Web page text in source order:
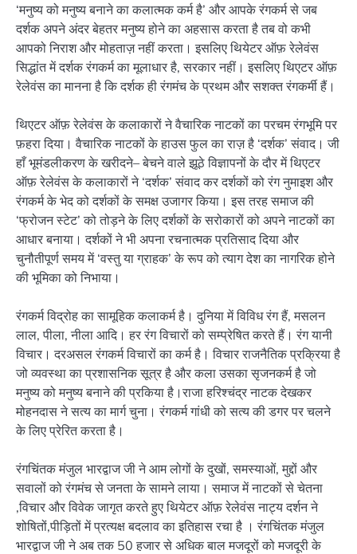
‘मनुष्य को मनुष्य बनाने का कलात्मक कर्म है’ और आपके रंगकर्म से जब
दर्शक अपने अंदर बेहतर मनुष्य होने का अहसास करता है तब वो कभी
आपको निराश और मोहताज़ नहीं करता। इसलिए थियेटर ऑफ़ रेलेवंस
सिद्धांत में दर्शक रंगकर्म का मूलाधार है, सरकार नहीं। इसलिए थिएटर ऑफ़
रेलेवंस का मानना है कि दर्शक ही रंगमंच के प्रथम और सशक्त रंगकर्मी हैं।
थिएटर ऑफ़ रेलेवंस के कलाकारों ने वैचारिक नाटकों का परचम रंगभूमि पर
फ़हरा दिया। वैचारिक नाटकों के हाउस फुल का राज़ है ‘दर्शक’ संवाद। जी
हाँ भूमंडलीकरण के खरीदने– बेचने वाले झूठे विज्ञापनों के दौर में थिएटर
ऑफ़ रेलेवंस के कलाकारों ने ‘दर्शक’ संवाद कर दर्शकों को रंग नुमाइश और
रंगकर्म के भेद को दर्शकों के समक्ष उजागर किया। इस तरह समाज की
‘फ्रोजन स्टेट’ को तोड़ने के लिए दर्शकों के सरोकारों को अपने नाटकों का
आधार बनाया। दर्शकों ने भी अपना रचनात्मक प्रतिसाद दिया और
चुनौतीपूर्ण समय में ‘वस्तु या ग्राहक’ के रूप को त्याग देश का नागरिक होने
की भूमिका को निभाया।
रंगकर्म विद्रोह का सामूहिक कलाकर्म है। दुनिया में विविध रंग हैं, मसलन
लाल, पीला, नीला आदि। हर रंग विचारों को सम्प्रेषित करते हैं। रंग यानी
विचार। दरअसल रंगकर्म विचारों का कर्म है। विचार राजनैतिक प्रक्रिया है
जो व्यवस्था का प्रशासनिक सूत्र है और कला उसका सृजनकर्म है जो
मनुष्य को मनुष्य बनाने की प्रकिया है।राजा हरिश्चंद्र नाटक देखकर
मोहनदास ने सत्य का मार्ग चुना। रंगकर्म गांधी को सत्य की डगर पर चलने
के लिए प्रेरित करता है।
रंगचिंतक मंजुल भारद्वाज जी ने आम लोगों के दुखों, समस्याओं, मुद्दों और
सवालों को रंगमंच से जनता के सामने लाया। समाज में नाटकों से चेतना
,विचार और विवेक जागृत करते हुए थियेटर ऑफ़ रेलेवंस नाट्य दर्शन ने
शोषितों,पीड़ितों में प्रत्यक्ष बदलाव का इतिहास रचा है । रंगचिंतक मंजुल
भारद्वाज जी ने अब तक 50 हजार से अधिक बाल मजदूरों को मजदूरी के